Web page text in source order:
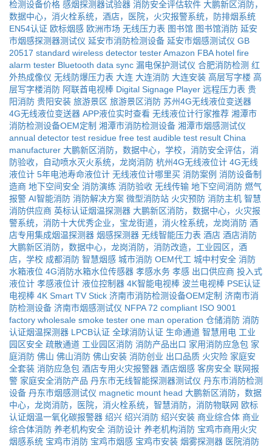
检测设备价格 感烟探测器试验器 消防安全评估软件 大鹏新区消防，
数据中心，消火栓系统，酒店，医院，火灾报警系统，防排烟系统
EN54认证 欧标烟感 欧洲市场 无线压力表 图书馆 图书馆消防 延安
市烟感探测器测试仪 延安市消防检测设备 延安市烟感测试仪 GB
20517 standard wireless detector testerAmazon FBA hotel fire
alarm tester Bluetooth data sync 漏电保护测试仪 合肥消防检测 红
外热成像仪 无线防爆压力表 大连 大连消防 大连安装 高层写字楼 高
层写字楼消防 阿联酋电视棒 Digital Signage Player 远程压力表 贵
阳消防 贵阳安装 旅游景区 旅游景区消防 苏州4G无线液位变送器
4G无线液位变送器 APP液位实时查看 无线液位计行家推荐 湘潭市
消防检测设备OEM定制 湘潭市消防检测设备 湘潭市烟感测试仪
annual detector test residue free test audible test result China
manufacturer 大鹏新区消防，数据中心，学校，消防安全评估，消
防验收，自动喷水灭火系统，龙岗消防 杭州4G无线液位计 4G无线
液位计 5年电池寿命液位计 无线液位计哪里买 消防案例 消防设备制
造商 地下空间安全 消防演练 消防验收 无线传输 地下空间消防 燃气
报警 AI智能消防 消防解决方案 微型消防站 火灾预防 消防主机 智慧
消防供应商 英标认证烟温探测器 大鹏新区消防，数据中心，火灾报
警系统，消防十大优秀企业，宝龙街道，消火栓系统，龙岗消防 酒
店专用集成烟温探测器 烟感探测器 无线智能压力表 酒店 酒店消防
大鹏新区消防，数据中心，龙岗消防，消防改造，工业园区，酒
店，学校 成都消防 智慧烟感 城市消防 OEM代工 城中村安全 消防
水箱液位 4G消防水箱水位传感器 孝感水务 孝感 出口供应商 投入式
液位计 孝感液位计 液位控制器 4K智能电视棒 波兰电视棒 PSE认证
电视棒 4K Smart TV Stick 济南市消防检测设备OEM定制 济南市消
防检测设备 济南市烟感测试仪 NFPA 72 compliant ISO 9001
factory wholesale smoke tester one man operation 仓储消防 消防
认证烟温探测器 LPCB认证 全球消防认证 生命通道 智慧用电 工业
园区安全 疏散通道 工业园区消防 消防产品出口 家用消防应急包 家
庭消防 佛山 佛山消防 佛山安装 消防创业 出口品质 火灾险 家庭安
全套装 消防应急包 酒店专用火灾报警器 酒店烟感 客房安全 联网报
警 家庭安全消防产品 丹东市无线智能探测器测试仪 丹东市消防检测
设备 丹东市烟感测试仪 magnetic mount head 大鹏新区消防，数据
中心，龙岗消防，医院，消火栓系统，智慧消防，消防物联网 欧标
认证烟温一氧化碳报警器 绍兴 绍兴消防 绍兴安装 商业综合体 商业
综合体消防 养老机构安全 消防设计 养老机构消防 宝鸡市商用火灾
烟感系统 宝鸡市消防 宝鸡市烟感 宝鸡市安装 烟雾探测器 医院消防